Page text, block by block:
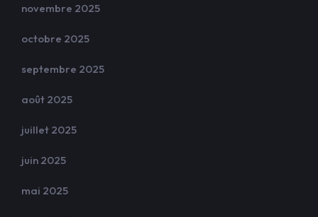
novembre 2025
octobre 2025
septembre 2025
août 2025
juillet 2025
juin 2025
mai 2025